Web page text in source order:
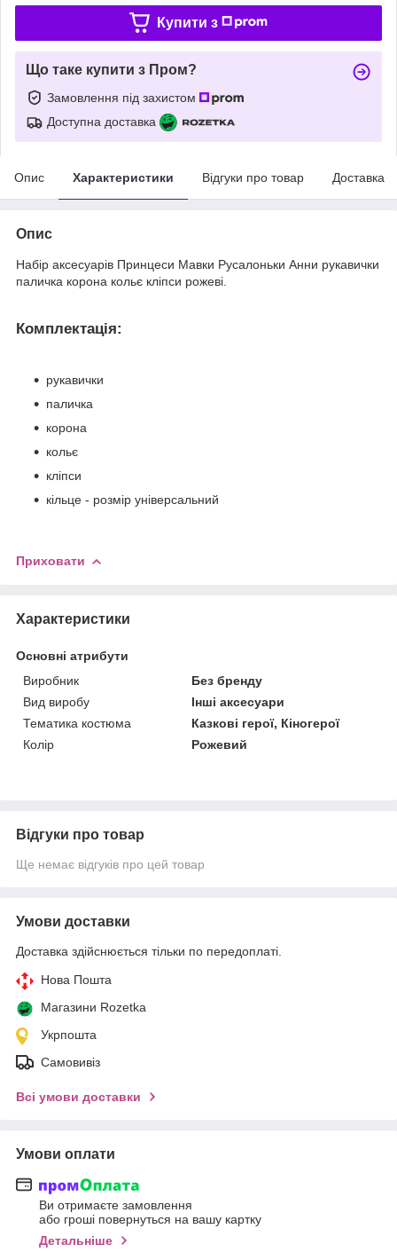
Купити з
Що таке купити з Пром?
Замовлення під захистом
Доступна доставка
Опис Характеристики Відгуки про товар Доставка
Опис
Набір аксесуарів Принцеси Мавки Русалоньки Анни рукавички
паличка корона кольє кліпси рожеві.
Комплектація:
рукавички
паличка
корона
кольє
кліпси
кільце - розмір універсальний
Приховати
Характеристики
Основні атрибути
Виробник
Без бренду
Вид виробу
Інші аксесуари
Тематика костюма
Казкові герої, Кіногерої
Колір
Рожевий
Відгуки про товар
Ще немає відгуків про цей товар
Умови доставки
Доставка здійснюється тільки по передоплаті.
Нова Пошта
Магазини Rozetka
Укрпошта
Самовивіз
Всі умови доставки
Умови оплати
Ви отримаєте замовлення
або гроші повернуться на вашу картку
Детальніше